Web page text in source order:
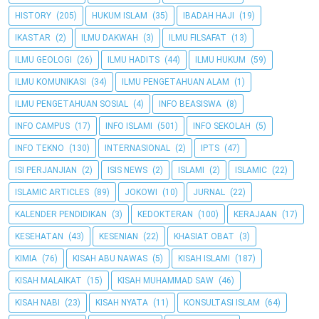
HISTORY (205) HUKUM ISLAM (35) IBADAH HAJI (19)
IKASTAR (2) ILMU DAKWAH (3) ILMU FILSAFAT (13)
ILMU GEOLOGI (26) ILMU HADITS (44) ILMU HUKUM (59)
ILMU KOMUNIKASI (34) ILMU PENGETAHUAN ALAM (1)
ILMU PENGETAHUAN SOSIAL (4) INFO BEASISWA (8)
INFO CAMPUS (17) INFO ISLAMI (501) INFO SEKOLAH (5)
INFO TEKNO (130) INTERNASIONAL (2) IPTS (47)
ISI PERJANJIAN (2) ISIS NEWS (2) ISLAMI (2) ISLAMIC (22)
ISLAMIC ARTICLES (89) JOKOWI (10) JURNAL (22)
KALENDER PENDIDIKAN (3) KEDOKTERAN (100) KERAJAAN (17)
KESEHATAN (43) KESENIAN (22) KHASIAT OBAT (3)
KIMIA (76) KISAH ABU NAWAS (5) KISAH ISLAMI (187)
KISAH MALAIKAT (15) KISAH MUHAMMAD SAW (46)
KISAH NABI (23) KISAH NYATA (11) KONSULTASI ISLAM (64)